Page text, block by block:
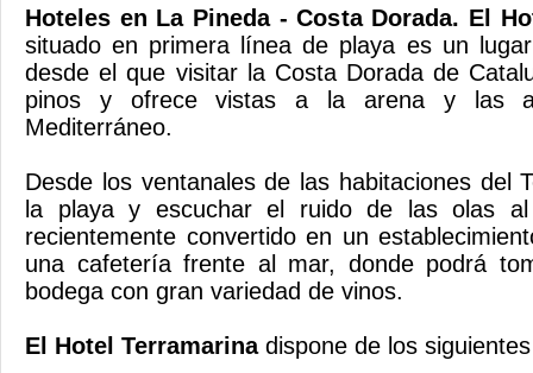
Hoteles en La Pineda - Costa Dorada. El
situado en primera línea de playa es un
desde el que visitar la Costa Dorada de
pinos y ofrece vistas a la arena y las
Desde los ventanales de las habitaciones del
la playa y escuchar el ruido de las olas
recientemente convertido en un
una cafetería frente al mar, donde podrá
bodega con gran
El Hotel Terramarinadispone de los